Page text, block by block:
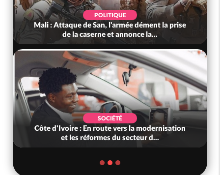
POLITIQUE
Mali : Attaque de San, l'armée dément la prise
de la caserne et annonce la...
SOCIÉTÉ
Côte d'Ivoire : En route vers la modernisation
et les réformes du secteur d...